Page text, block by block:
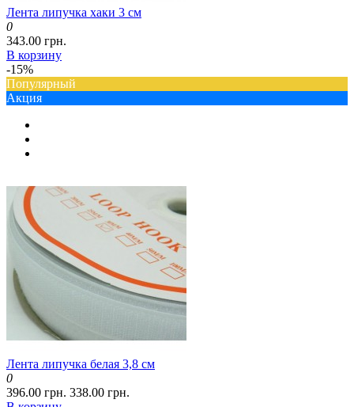
Лента липучка хаки 3 см
0
343.00 грн.
В корзину
-15%
Популярный
Акция
Лента липучка белая 3,8 см
0
396.00 грн. 338.00 грн.